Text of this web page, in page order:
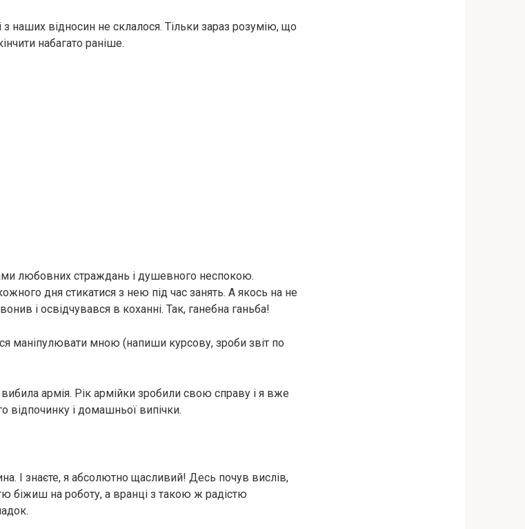
з наших відносин не склалося. Тільки зараз розумію, що
набагато раніше.
любовних страждань і душевного неспокою.
дня стикатися з нею під час занять. А якось на не
і освідчувався в коханні. Так, ганебна ганьба!
маніпулювати мною (напиши курсову, зроби звіт по
армія. Рік армійки зробили свою справу і я вже
відпочинку і домашньої випічки.
І знаєте, я абсолютно щасливий! Десь почув вислів,
біжиш на роботу, а вранці з такою ж радістю